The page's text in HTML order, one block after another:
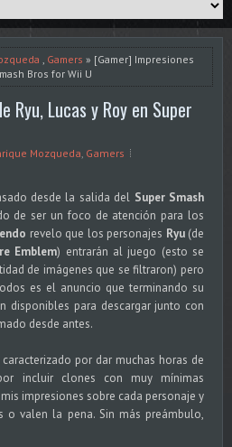
, Gamers » [Gamer] Impresiones
Bros for Wii U
Ryu, Lucas y Roy en Super
Mozqueda, Gamers
desde la salida del Super Smash
de ser un foco de atención para los
revelo que los personajes Ryu(de
Emblem) entrarán al juego (esto se
de imágenes que se filtraron) pero
es el anuncio que terminando su
disponibles para descargar junto con
desde antes.
por dar muchas horas de
incluir clones con muy mínimas
impresiones sobre cada personaje y
o valen la pena. Sin más preámbulo,